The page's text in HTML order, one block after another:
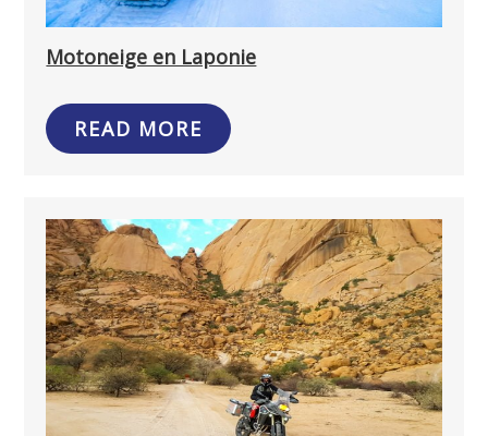
Motoneige en Laponie
READ MORE